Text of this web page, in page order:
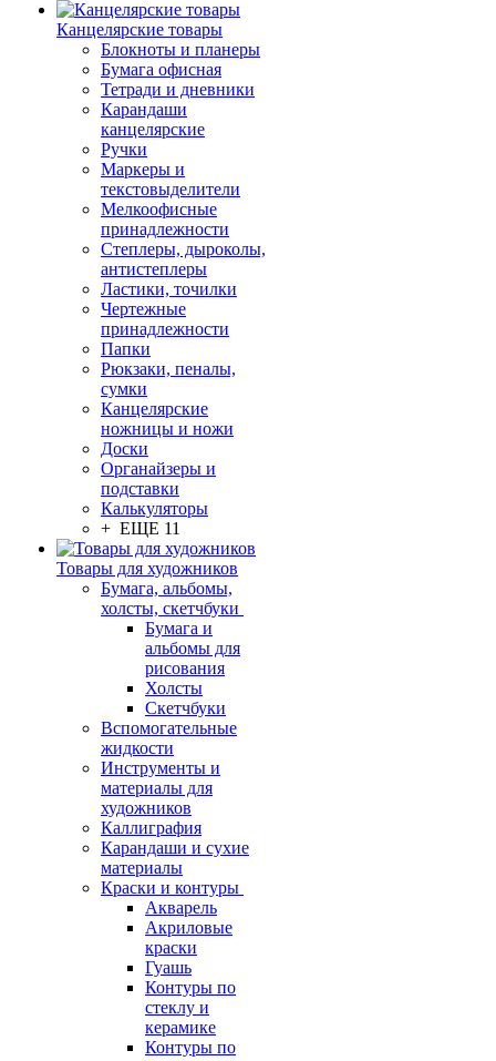
Канцелярские товары
Блокноты и планеры
Бумага офисная
Тетради и дневники
Карандаши
канцелярские
Ручки
Маркеры и
текстовыделители
Мелкоофисные
принадлежности
Степлеры, дыроколы,
антистеплеры
Ластики, точилки
Чертежные
принадлежности
Папки
Рюкзаки, пеналы,
сумки
Канцелярские
ножницы и ножи
Доски
Органайзеры и
подставки
Калькуляторы
+ ЕЩЕ 11
Товары для художников
Бумага, альбомы,
холсты, скетчбуки
Бумага и
альбомы для
рисования
Холсты
Скетчбуки
Вспомогательные
жидкости
Инструменты и
материалы для
художников
Каллиграфия
Карандаши и сухие
материалы
Краски и контуры
Акварель
Акриловые
краски
Гуашь
Контуры по
стеклу и
керамике
Контуры по